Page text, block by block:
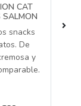
CAT
SALMON
snacks
De
y